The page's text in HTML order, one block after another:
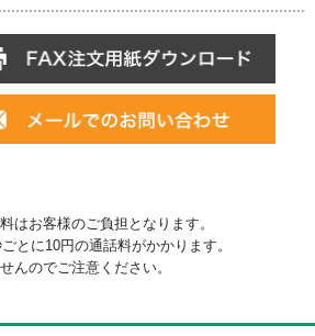
はお客様のご負担となります。
とに10円の通話料がかかります。
んのでご注意ください。